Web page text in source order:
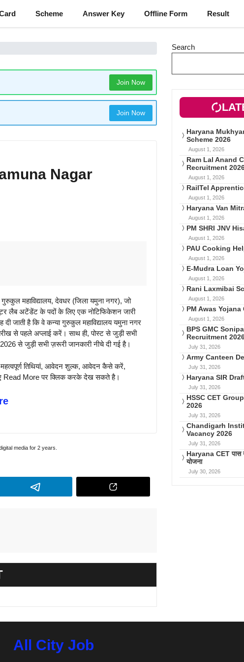
Scheme Answer Key Offline Form Result
Join Now
Join Now
Nagar
महाविद्यालय, देवधर (जिला यमुना नगर), जो
लैब अटेंडेंट के पदों के लिए एक नोटिफिकेशन जारी
जाती है कि वे कन्या गुरुकुल महाविद्यालय यमुना नगर
से पहले अप्लाई करें। साथ ही, पोस्ट से जुड़ी सभी
से जुड़ी सभी ज़रूरी जानकारी नीचे दी गई है।
तिथियां, आवेदन शुल्क, आवेदन कैसे करें,
गए Read More पर क्लिक करके देख सकते है।
media for 2 years.
Search
Haryana
Scheme 2026
August 1, 2026
Ram Lal Anand
Recruitment
August 1, 2026
RailTel
August 1, 2026
Haryana Van
August 1, 2026
PM SHRI JNV
August 1, 2026
PAU Cooking
August 1, 2026
E-Mudra Loan
August 1, 2026
Rani Laxmibai
August 1, 2026
PM Awas
August 1, 2026
BPS GMC
Recruitment
July 31, 2026
Army Canteen
July 31, 2026
Haryana SIR
July 31, 2026
HSSC CET
2026
July 31, 2026
Chandigarh
Vacancy 2026
July 31, 2026
Haryana CET पास
योजना
July 30, 2026
All City Job